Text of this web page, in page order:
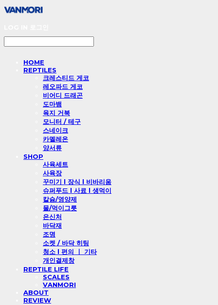
HOME
REPTILES
크레스티드 게코
레오파드 게코
비어디 드래곤
도마뱀
육지 거북
모니터 / 테구
스네이크
카멜레온
양서류
SHOP
사육세트
사육장
꾸미기 l 장식 l 비바리움
슈퍼푸드 l 사료 l 생먹이
칼슘/영양제
물/먹이그릇
은신처
바닥재
조명
소켓 / 바닥 히팅
청소 l 편의 ㅣ 기타
개인결제창
REPTILE LIFE
SCALES
VANMORI
ABOUT
REVIEW